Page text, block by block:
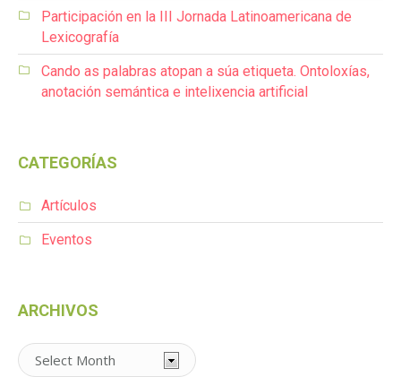
Participación en la III Jornada Latinoamericana de
Lexicografía
Cando as palabras atopan a súa etiqueta. Ontoloxías,
anotación semántica e intelixencia artificial
CATEGORÍAS
Artículos
Eventos
ARCHIVOS
Archivos